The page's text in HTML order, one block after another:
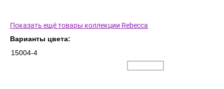
Показать ещё товары коллекции Rebecca
Варианты цвета:
15004-4